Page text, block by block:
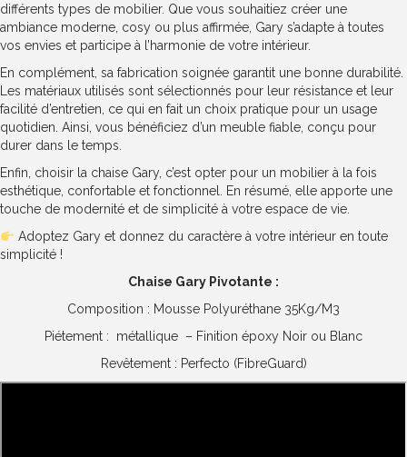
différents types de mobilier. Que vous souhaitiez créer une
ambiance moderne, cosy ou plus affirmée, Gary s’adapte à toutes
vos envies et participe à l’harmonie de votre intérieur.
En complément, sa fabrication soignée garantit une bonne durabilité.
Les matériaux utilisés sont sélectionnés pour leur résistance et leur
facilité d’entretien, ce qui en fait un choix pratique pour un usage
quotidien. Ainsi, vous bénéficiez d’un meuble fiable, conçu pour
durer dans le temps.
Enfin, choisir la chaise Gary, c’est opter pour un mobilier à la fois
esthétique, confortable et fonctionnel. En résumé, elle apporte une
touche de modernité et de simplicité à votre espace de vie.
Adoptez Gary et donnez du caractère à votre intérieur en toute
simplicité !
Chaise Gary Pivotante :
Composition : Mousse Polyuréthane 35Kg/M3
Piétement : métallique – Finition époxy Noir ou Blanc
Revêtement : Perfecto (FibreGuard)